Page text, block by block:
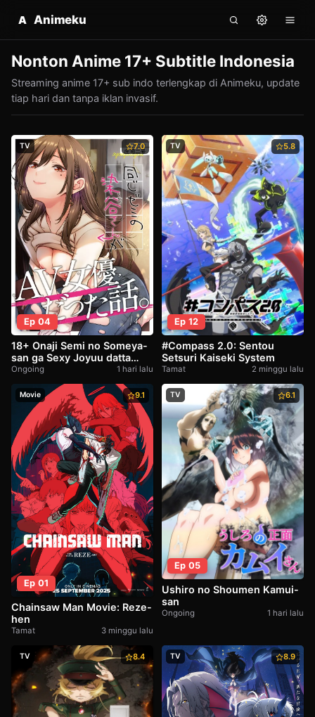
A Animeku
Nonton Anime 17+ Subtitle Indonesia
Streaming anime 17+ sub indo terlengkap di Animeku, update
tiap hari dan tanpa iklan invasif.
TV 7.0
Ep 04
18+ Onaji Semi no Someya-
san ga Sexy Joyuu datta
Hanashi
Ongoing 1 hari lalu
TV 5.8
Ep 12
#Compass 2.0: Sentou
Setsuri Kaiseki System
Tamat 2 minggu lalu
Movie 9.1
Ep 01
Chainsaw Man Movie: Reze-
hen
Tamat 3 minggu lalu
TV 6.1
Ep 05
Ushiro no Shoumen Kamui-
san
Ongoing 1 hari lalu
TV 8.4 TV 8.9